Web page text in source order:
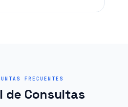
FRECUENTES
de Consultas